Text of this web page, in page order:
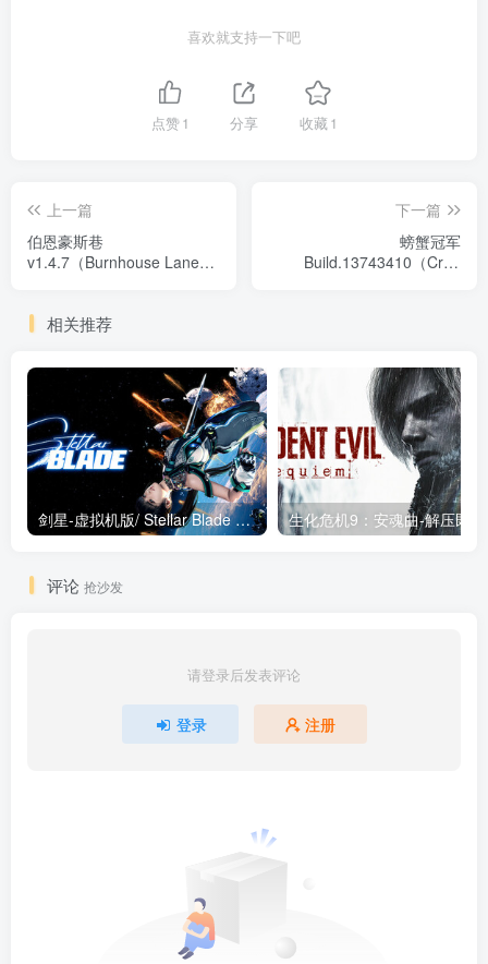
喜欢就支持一下吧
点赞1 分享 收藏1
上一篇
伯恩豪斯巷
v1.4.7（Burnhouse Lane）
下一篇
螃蟹冠军
Build.13743410（Crab
相关推荐
剑星-虚拟机版/ Stellar Blade v1.4.1|Build.19963153 终极版新补丁 送修改器 免安装中文版
评论 抢沙发
请登录后发表评论
登录 注册